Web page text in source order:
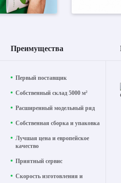
Преимущества
Первый поставщик
Собственный склад 5000 м²
Расширенный модельный ряд
Собственная сборка и упаковка
Лучшая цена и европейское
качество
Приятный сервис
Скорость изготовления и